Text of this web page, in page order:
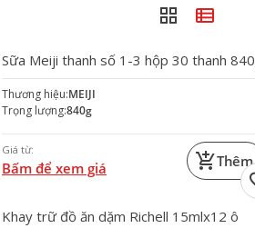
grid_view view_list
Sữa Meiji thanh số 1-3 hộp 30 thanh
Thương hiệu:MEIJI
Trọng lượng:840g
Giá từ:
Bấm để xem giá add_shopping_cartThêm
Khay trữ đồ ăn dặm Richell 15mlx12 ô